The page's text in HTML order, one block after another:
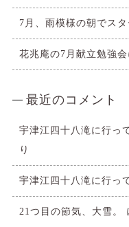
7月、雨模様の朝でスタ
花兆庵の7月献立勉強会
最近のコメント
宇津江四十八滝に行っ
り
宇津江四十八滝に行っ
21つ目の節気、大雪。